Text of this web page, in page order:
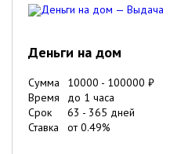
Деньги на дом
Сумма 10000 - 100000 ₽
Время
до 1 часа
Срок
63 - 365 дней
Ставка
от0.49%